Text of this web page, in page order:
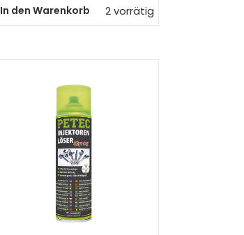
In den Warenkorb 2 vorrätig